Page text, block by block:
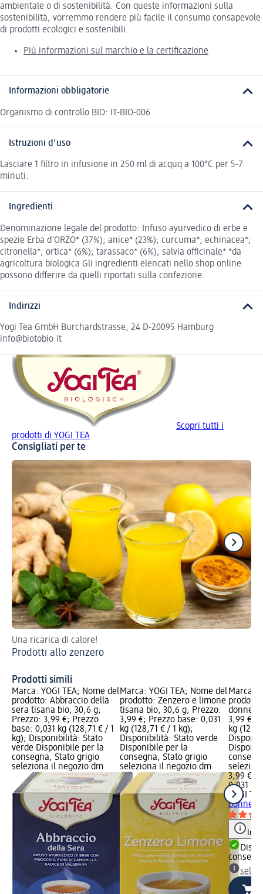
ambientale o di sostenibilità. Con queste informazioni sulla
sostenibilità, vorremmo rendere più facile il consumo consapevole
di prodotti ecologici e sostenibili.
Più informazioni sul marchio e la certificazione
Informazioni obbligatorie
Organismo di controllo BIO: IT-BIO-006
Istruzioni d'uso
Lasciare 1 filtro in infusione in 250 ml di acquq a 100°C per 5-7
minuti.
Ingredienti
Denominazione legale del prodotto: Infuso ayurvedico di erbe e
spezie Erba d’ORZO* (37%); anice* (23%); curcuma*; echinacea*;
citronella*; ortica* (6%); tarassaco* (6%); salvia officinale* *da
agricoltura biologica Gli ingredienti elencati nello shop online
possono differire da quelli riportati sulla confezione.
Indirizzi
Yogi Tea GmbH Burchardstrasse, 24 D-20095 Hamburg
info@biotobio.it
Scopri tutti i
prodotti di YOGI TEA
Consigliati per te
Una ricarica di calore!
Prodotti allo zenzero
Prodotti simili
Marca: YOGI TEA; Nome del
prodotto: Abbraccio della
sera tisana bio, 30,6 g;
Prezzo: 3,99 €; Prezzo
base: 0,031 kg (128,71 € / 1
kg); Disponibilità: Stato
verde Disponibile per la
consegna, Stato grigio
seleziona il negozio dm
Marca: YOGI TEA; Nome del
prodotto: Zenzero e limone
tisana bio, 30,6 g; Prezzo:
3,99 €; Prezzo base: 0,031
kg (128,71 € / 1 kg);
Disponibilità: Stato verde
Disponibile per la
consegna, Stato grigio
seleziona il negozio dm
Marca:
donne,
3,99 €;
kg
3,99 €
0,031 kg
YOGI
donne,